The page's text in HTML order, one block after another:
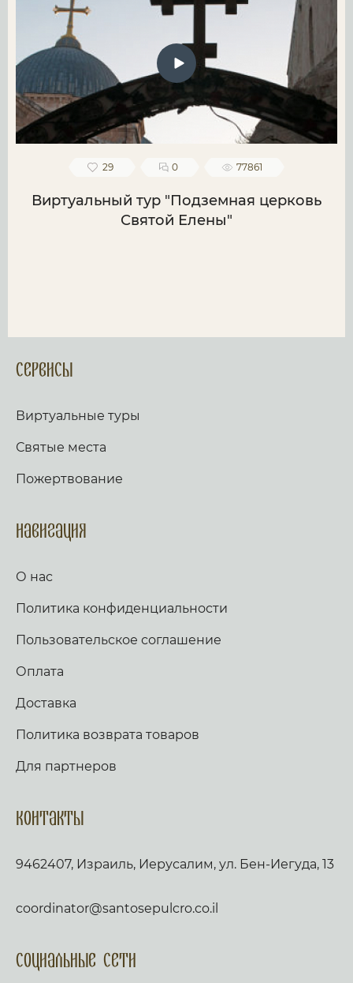
29 0 77861
Виртуальный тур "Подземная церковь
Святой Елены"
Сервисы
Виртуальные туры
Святые места
Пожертвование
Навигация
О нас
Политика конфиденциальности
Пользовательское соглашение
Оплата
Доставка
Политика возврата товаров
Для партнеров
Контакты
9462407, Израиль, Иерусалим, ул. Бен-Иегуда, 13
coordinator@santosepulcro.co.il
Социальные сети